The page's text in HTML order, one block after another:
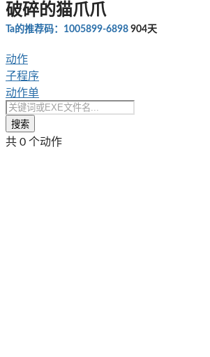
破碎的猫爪爪
Ta的推荐码：1005899-6898 904天
动作
子程序
动作单
搜索
共 0 个动作